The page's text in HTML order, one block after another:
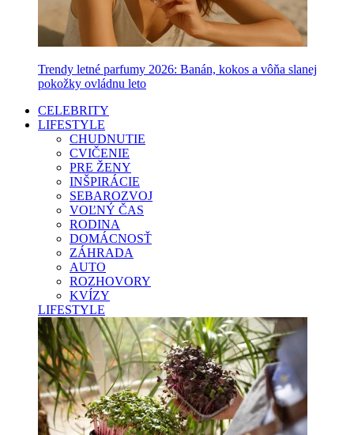
Trendy letné parfumy 2026: Banán, kokos a vôňa slanej
pokožky ovládnu leto
CELEBRITY
LIFESTYLE
CHUDNUTIE
CVIČENIE
PRE ŽENY
INŠPIRÁCIE
SEBAROZVOJ
VOĽNÝ ČAS
RODINA
DOMÁCNOSŤ
ZÁHRADA
AUTO
ROZHOVORY
KVÍZY
LIFESTYLE